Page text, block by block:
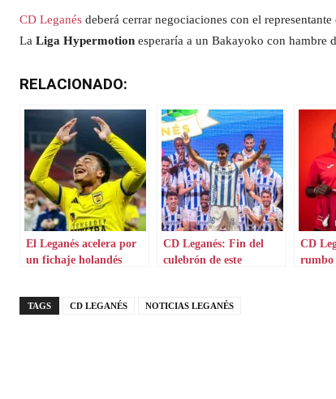
CD Leganés deberá cerrar negociaciones con el
La Liga Hypermotion esperaría a un Bakayoko con hambre
RELACIONADO:
El Leganés acelera por
un fichaje holandés
CD Leganés: Fin del
culebrón de este
CD
TAGS CD LEGANÉS NOTICIAS LEGANÉS